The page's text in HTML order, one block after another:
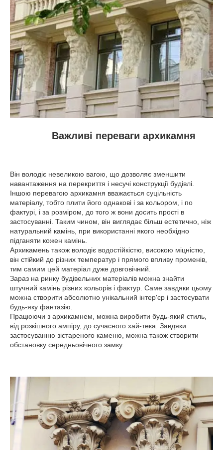
Важливі переваги архикамня
Він володіє невеликою вагою, що дозволяє зменшити
навантаження на перекриття і несучі конструкції будівлі.
Іншою перевагою архикамня вважається суцільність
матеріалу, тобто плити його однакові і за кольором, і по
фактурі, і за розміром, до того ж вони досить прості в
застосуванні. Таким чином, він виглядає більш естетично, ніж
натуральний камінь, при використанні якого необхідно
підганяти кожен камінь.
Архикамень також володіє водостійкістю, високою міцністю,
він стійкий до різних температур і прямого впливу променів,
тим самим цей матеріал дуже довговічний.
Зараз на ринку будівельних матеріалів можна знайти
штучний камінь різних кольорів і фактур. Саме завдяки цьому
можна створити абсолютно унікальний інтер'єр і застосувати
будь-яку фантазію.
Працюючи з архикамнем, можна виробити будь-який стиль,
від розкішного ампіру, до сучасного хай-тека. Завдяки
застосуванню зістареного каменю, можна також створити
обстановку середньовічного замку.